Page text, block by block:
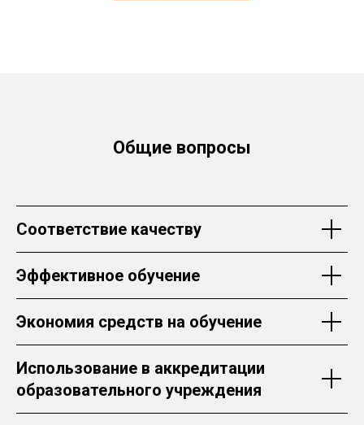
Общие вопросы
Соответствие качеству
Эффективное обучение
Экономия средств на обучение
Использование в аккредитации
образовательного учреждения